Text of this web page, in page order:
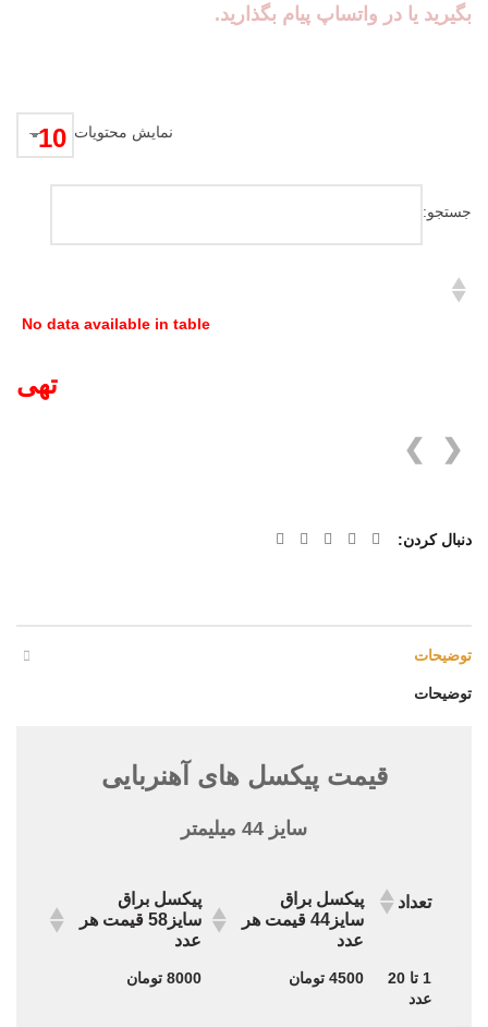
بگیرید یا در واتساپ پیام بگذارید.
نمایش محتویات
جستجو:
No data available in table
تهی
❮
❯
دنبال کردن
توضیحات
توضیحات
قیمت پیکسل های آهنربایی
سایز 44 میلیمتر
تعداد
پیکسل براق
سایز44 قیمت هر
عدد
پیکسل براق
سایز58 قیمت هر
عدد
تعداد
پیکسل براق
سایز44 قیمت هر
پیکسل براق
سایز58 قیمت هر
1 تا 20
عدد
4500 تومان 8000 تومان